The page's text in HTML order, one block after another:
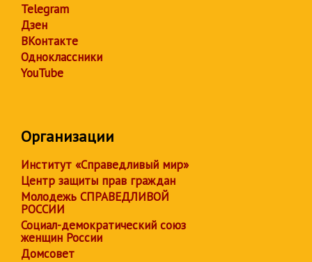
Telegram
Дзен
ВКонтакте
Одноклассники
YouTube
Организации
Институт «Справедливый мир»
Центр защиты прав граждан
Молодежь СПРАВЕДЛИВОЙ
РОССИИ
Социал-демократический союз
женщин России
Домсовет